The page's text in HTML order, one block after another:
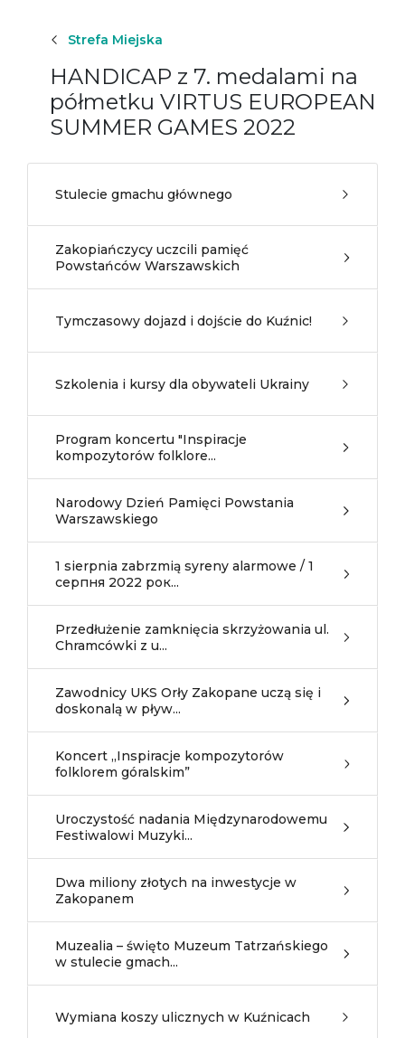
Strefa Miejska
HANDICAP z 7. medalami na
półmetku VIRTUS EUROPEAN
SUMMER GAMES 2022
Stulecie gmachu głównego
Zakopiańczycy uczcili pamięć
Powstańców Warszawskich
Tymczasowy dojazd i dojście do Kuźnic!
Szkolenia i kursy dla obywateli Ukrainy
Program koncertu "Inspiracje
kompozytorów folklore...
Narodowy Dzień Pamięci Powstania
Warszawskiego
1 sierpnia zabrzmią syreny alarmowe / 1
серпня 2022 рок...
Przedłużenie zamknięcia skrzyżowania ul.
Chramcówki z u...
Zawodnicy UKS Orły Zakopane uczą się i
doskonalą w pływ...
Koncert „Inspiracje kompozytorów
folklorem góralskim”
Uroczystość nadania Międzynarodowemu
Festiwalowi Muzyki...
Dwa miliony złotych na inwestycje w
Zakopanem
Muzealia – święto Muzeum Tatrzańskiego
w stulecie gmach...
Wymiana koszy ulicznych w Kuźnicach